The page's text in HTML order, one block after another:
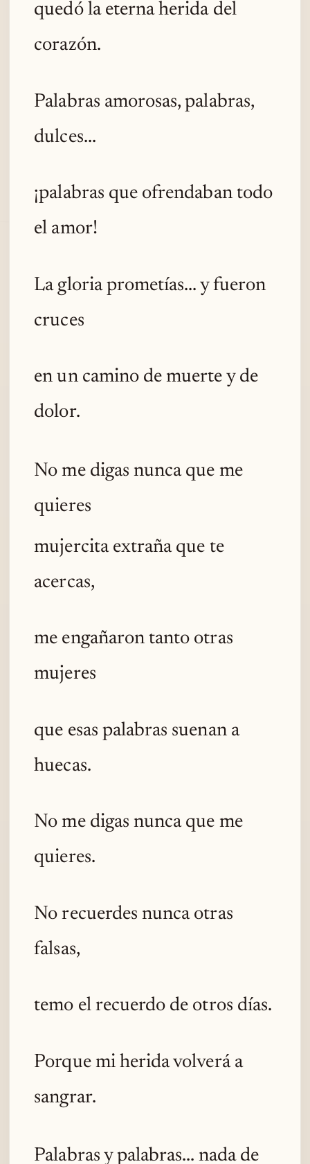
quedó la eterna herida del
corazón.
Palabras amorosas, palabras,
dulces...
¡palabras que ofrendaban todo
el amor!
La gloria prometías... y fueron
cruces
en un camino de muerte y de
dolor.
No me digas nunca que me
quieres
mujercita extraña que te
acercas,
me engañaron tanto otras
mujeres
que esas palabras suenan a
huecas.
No me digas nunca que me
quieres.
No recuerdes nunca otras
falsas,
temo el recuerdo de otros días.
Porque mi herida volverá a
sangrar.
Palabras y palabras... nada de